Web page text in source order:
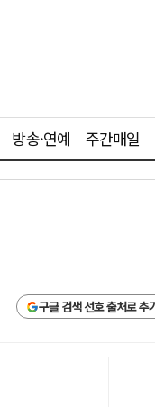
방송·연예 주간매일
구글 검색 선호 출처로 추